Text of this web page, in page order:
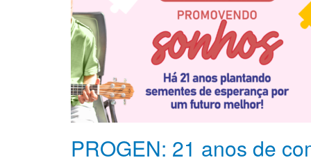
PROGEN: 21 anos de